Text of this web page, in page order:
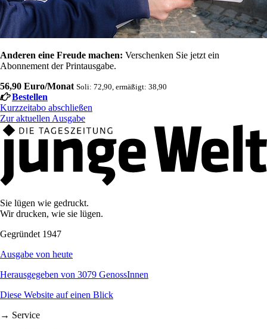
Anderen eine Freude machen: Verschenken Sie jetzt ein
Abonnement der Printausgabe.
56,90 Euro/Monat Soli: 72,90, ermäßigt: 38,90
Bestellen
Kurzzeitabo abschließen
Zur aktuellen Ausgabe
Sie lügen wie gedruckt.
Wir drucken, wie sie lügen.
Gegründet 1947
Ausgabe von heute
Herausgegeben von 3079 GenossInnen
Diese Website auf einen Blick
→ Service